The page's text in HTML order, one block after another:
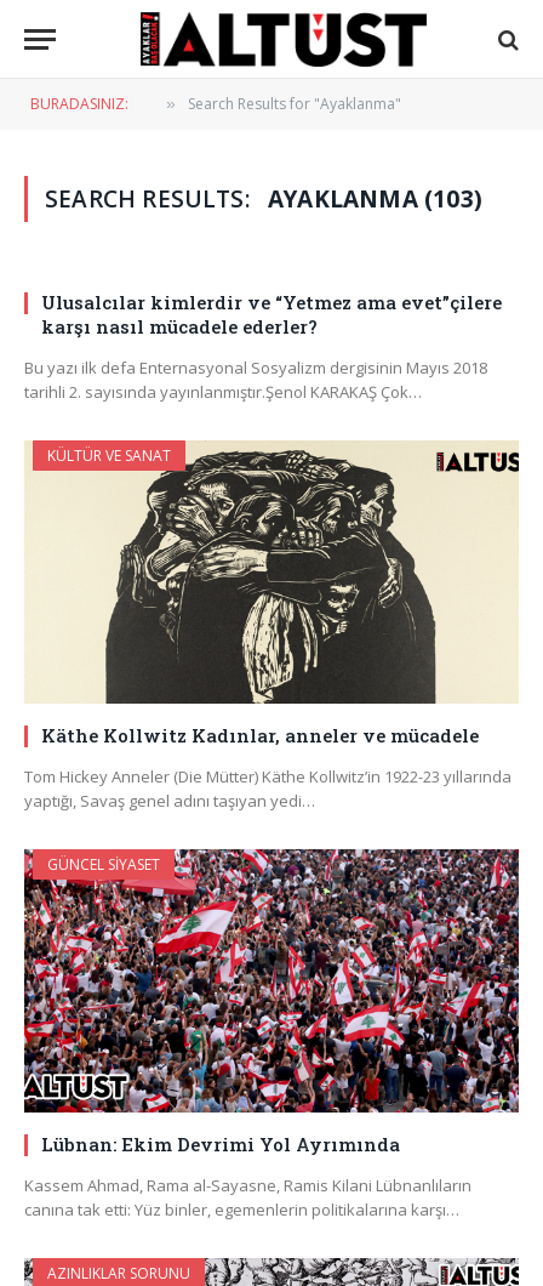
BURADASINIZ: » Search Results for "Ayaklanma"
SEARCH RESULTS: AYAKLANMA (103)
Ulusalcılar kimlerdir ve “Yetmez ama evet”çilere
karşı nasıl mücadele ederler?
Bu yazı ilk defa Enternasyonal Sosyalizm dergisinin Mayıs 2018
tarihli 2. sayısında yayınlanmıştır.Şenol KARAKAŞ Çok…
KÜLTÜR VE SANAT
Käthe Kollwitz Kadınlar, anneler ve mücadele
Tom Hickey Anneler (Die Mütter) Käthe Kollwitz’in 1922-23 yıllarında
yaptığı, Savaş genel adını taşıyan yedi…
GÜNCEL SIYASET
Lübnan: Ekim Devrimi Yol Ayrımında
Kassem Ahmad, Rama al-Sayasne, Ramis Kilani Lübnanlıların
canına tak etti: Yüz binler, egemenlerin politikalarına karşı…
AZINLIKLAR SORUNU